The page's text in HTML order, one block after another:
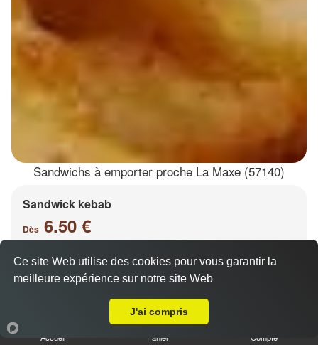
Sandwichs à emporter proche La Maxe (57140)
Sandwick kebab
Dès 6.50 €
Salade, tomates, oignons, chou, carottes
Accueil Panier Compte
Ce site Web utilise des cookies pour vous garantir la
meilleure expérience sur notre site Web
J'ai compris